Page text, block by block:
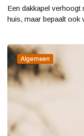
Een dakkapel verhoogt
huis, maar bepaalt ook
Algemeen